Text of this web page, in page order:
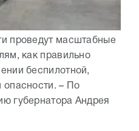
проведут масштабные
как правильно
беспилотной,
опасности. – По
губернатора Андрея